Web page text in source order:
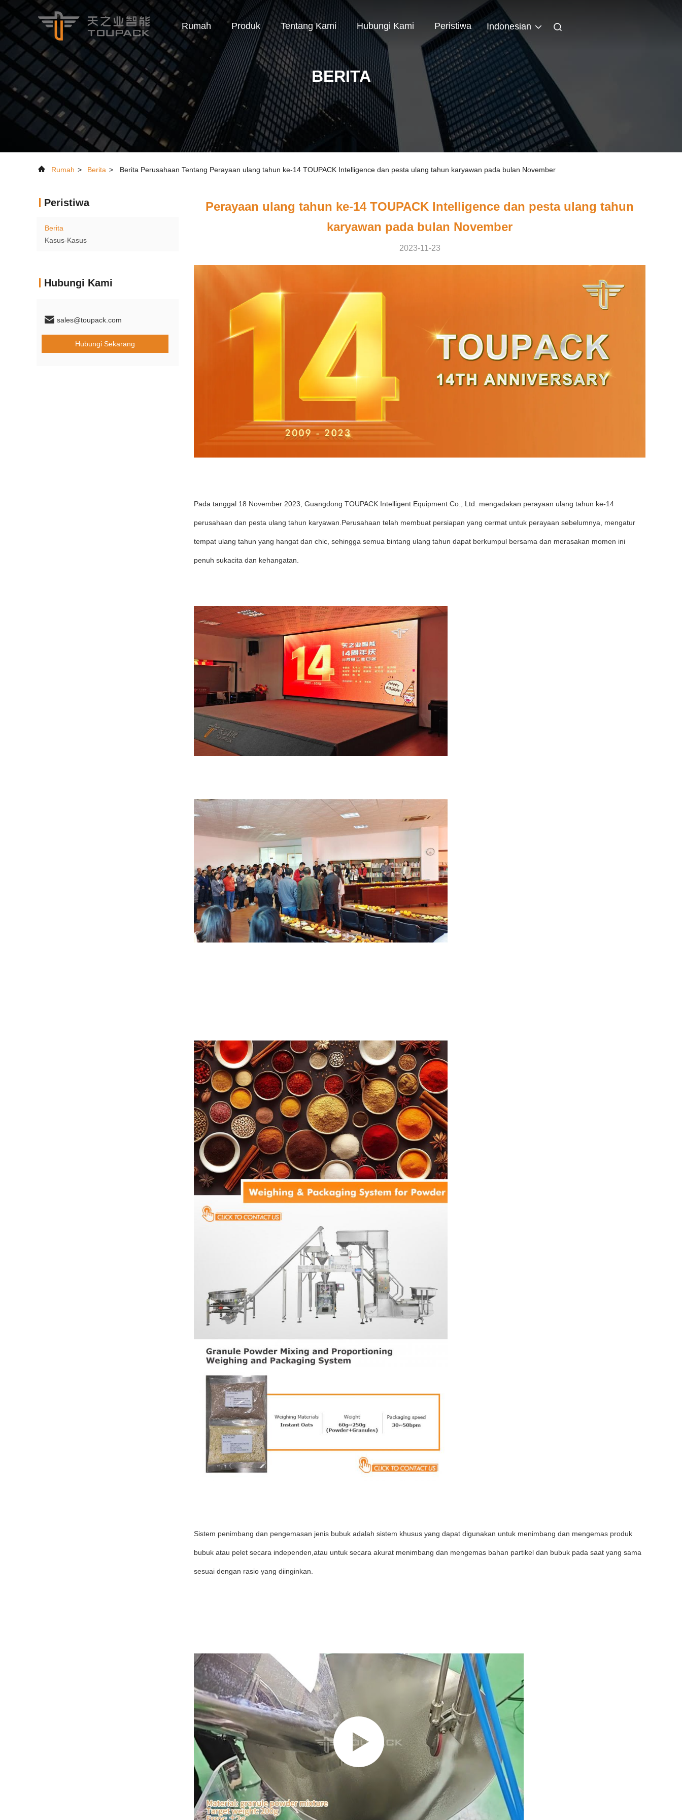
Rumah Produk Tentang Kami Hubungi Kami Peristiwa Indonesian
BERITA
Rumah > Berita > Berita Perusahaan Tentang Perayaan ulang tahun ke-14 TOUPACK Intelligence dan pesta ulang tahun karyawan pada bulan November
Peristiwa
Berita
Kasus-Kasus
Hubungi Kami
sales@toupack.com
Hubungi Sekarang
Perayaan ulang tahun ke-14 TOUPACK Intelligence dan pesta ulang tahun
karyawan pada bulan November
2023-11-23
Pada tanggal 18 November 2023, Guangdong TOUPACK Intelligent Equipment Co., Ltd. mengadakan perayaan ulang tahun ke-14
perusahaan dan pesta ulang tahun karyawan.Perusahaan telah membuat persiapan yang cermat untuk perayaan sebelumnya, mengatur
tempat ulang tahun yang hangat dan chic, sehingga semua bintang ulang tahun dapat berkumpul bersama dan merasakan momen ini
penuh sukacita dan kehangatan.
Sistem penimbang dan pengemasan jenis bubuk adalah sistem khusus yang dapat digunakan untuk menimbang dan mengemas produk
bubuk atau pelet secara independen,atau untuk secara akurat menimbang dan mengemas bahan partikel dan bubuk pada saat yang sama
sesuai dengan rasio yang diinginkan.